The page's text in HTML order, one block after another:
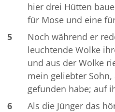
hier drei Hütten
für Mose und eine
5
Noch während er
leuchtende Wolke
und aus der Wolke
mein geliebter
gefunden habe; auf
6
Als die Jünger das